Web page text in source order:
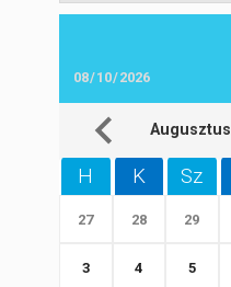
Augusztus
H K Sz
27 28 29
3 4 5